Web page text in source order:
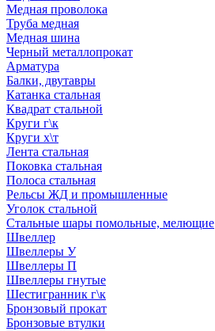
Медная проволока
Труба медная
Медная шина
Черный металлопрокат
Арматура
Балки, двутавры
Катанка стальная
Квадрат стальной
Круги г\к
Круги х\т
Лента стальная
Поковка стальная
Полоса стальная
Рельсы ЖД и промышленные
Уголок стальной
Стальные шары помольные, мелющие
Швеллер
Швеллеры У
Швеллеры П
Швеллеры гнутые
Шестигранник г\к
Бронзовый прокат
Бронзовые втулки